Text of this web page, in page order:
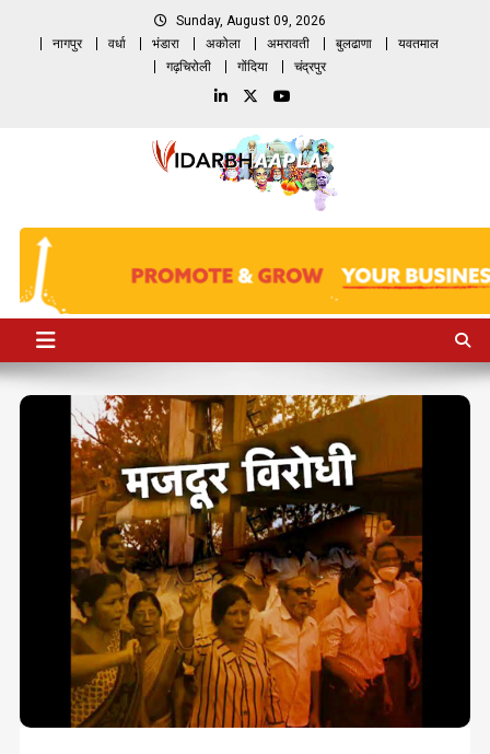
Sunday, August 09, 2026
नागपुर
वर्धा भंडारा अकोला अमरावती बुलढाणा
यवतमाल
गढ़चिरोली
गोंदिया चंद्रपुर